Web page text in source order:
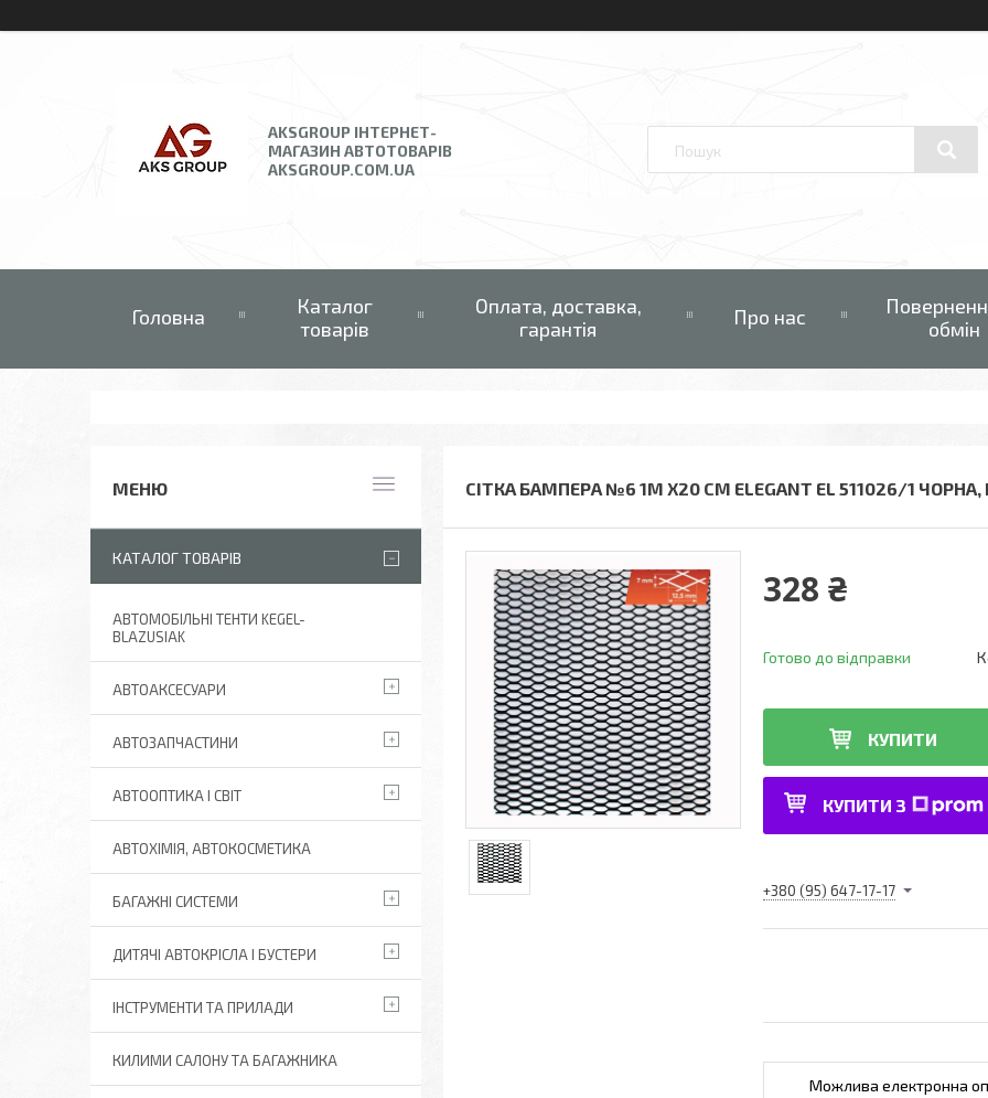
AKSGROUP ІНТЕРНЕТ-
МАГАЗИН АВТОТОВАРІВ
AKSGROUP.COM.UA
Головна
Каталог
товарів
Оплата, доставка,
гарантія
Про нас
обмін
СІТКА БАМПЕРА №6 1М Х20 СМ ELEGANT EL 511026/1
328 ₴
Готово до відправки
КУПИТИ
КУПИТИ З
+380 (95) 647-17-17
КАТАЛОГ ТОВАРІВ
АВТОМОБІЛЬНІ ТЕНТИ KEGEL-
BLAZUSIAK
АВТОАКСЕСУАРИ
АВТОЗАПЧАСТИНИ
АВТООПТИКА І СВІТ
АВТОХІМІЯ, АВТОКОСМЕТИКА
БАГАЖНІ СИСТЕМИ
ДИТЯЧІ АВТОКРІСЛА І БУСТЕРИ
ІНСТРУМЕНТИ ТА ПРИЛАДИ
КИЛИМИ САЛОНУ ТА БАГАЖНИКА